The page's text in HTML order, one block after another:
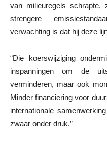
van milieuregels
strengere
verwachting is dat hij deze
“Die koerswijziging
inspanningen om de
verminderen, maar ook
Minder financiering voor
internationale
zwaar onder druk.”